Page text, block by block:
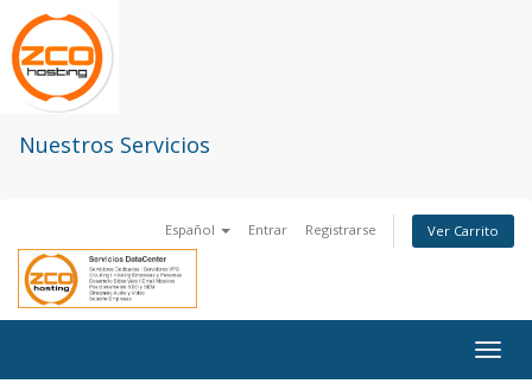
Nuestros Servicios
Español Entrar Registrarse Ver Carrito